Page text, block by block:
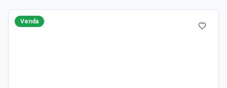
Venda